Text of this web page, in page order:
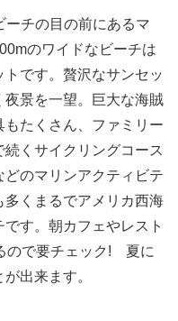
ーチの目の前にあるマ
のワイドなビーチは
です。贅沢なサンセッ
夜景を一望。巨大な海賊
たくさん、ファミリー
くサイクリングコース
のマリンアクティビテ
多くまるでアメリカ西海
す。朝カフェやレスト
ので要チェック! 夏に
出来ます。